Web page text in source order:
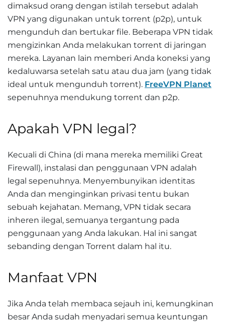
dimaksud orang dengan istilah tersebut adalah
VPN yang digunakan untuk torrent (p2p), untuk
mengunduh dan bertukar file. Beberapa VPN tidak
mengizinkan Anda melakukan torrent di jaringan
mereka. Layanan lain memberi Anda koneksi yang
kedaluwarsa setelah satu atau dua jam (yang tidak
ideal untuk mengunduh torrent). FreeVPN Planet
sepenuhnya mendukung torrent dan p2p.
Apakah VPN legal?
Kecuali di China (di mana mereka memiliki Great
Firewall), instalasi dan penggunaan VPN adalah
legal sepenuhnya. Menyembunyikan identitas
Anda dan menginginkan privasi tentu bukan
sebuah kejahatan. Memang, VPN tidak secara
inheren ilegal, semuanya tergantung pada
penggunaan yang Anda lakukan. Hal ini sangat
sebanding dengan Torrent dalam hal itu.
Manfaat VPN
Jika Anda telah membaca sejauh ini, kemungkinan
besar Anda sudah menyadari semua keuntungan